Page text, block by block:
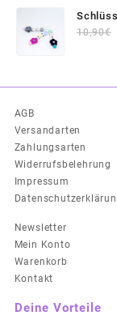
10,90€
AGB
Versandarten
Zahlungsarten
Widerrufsbelehrung
Impressum
Newsletter
Mein Konto
Warenkorb
Kontakt
Deine Vorteile